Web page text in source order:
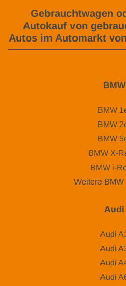
Gebrauchtwagen
Autokauf von
Autos im Automarkt
BMW
BMW
BMW
BMW
BMW X-
BMW i-
Weitere
Audi
Audi
Audi
Audi
Audi